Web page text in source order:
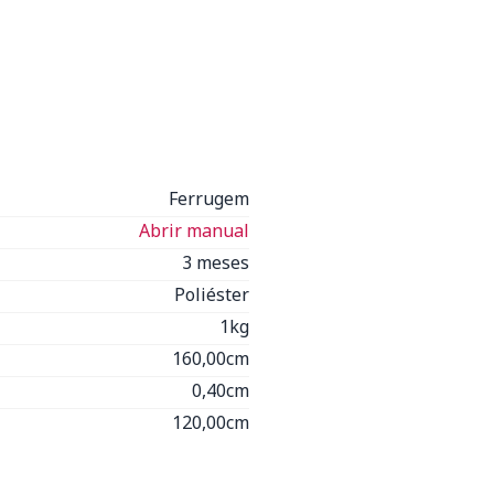
Ferrugem
Abrir manual
3 meses
Poliéster
1kg
160,00cm
0,40cm
120,00cm